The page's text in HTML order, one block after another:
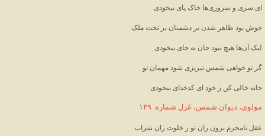
ای سری و سروری‌ها خاک پای بیخودی
خوش بود ظاهر شدن بر دشمنان بر تخت ملک
لیک آن‌ها هیچ نبود جان به جای بیخودی
گر تو خواهی شمس تبریزی شود مهمان تو
خانه خالی کن ز خود ای کدخدای بیخودی
مولوی، دیوان شمس، غزل شماره  ۱۴۹
عقل نامحرم برون ران تو ز خلوت زان شراب